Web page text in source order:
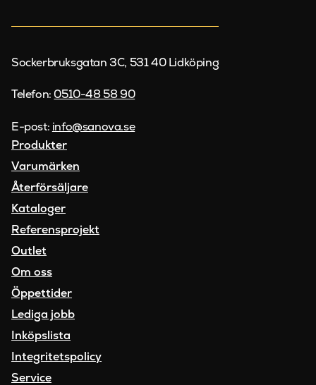
Sockerbruksgatan 3C, 531 40 Lidköping
Telefon: 0510-48 58 90
E-post: info@sanova.se
Produkter
Varumärken
Återförsäljare
Kataloger
Referensprojekt
Outlet
Om oss
Öppettider
Lediga jobb
Inköpslista
Integritetspolicy
Service